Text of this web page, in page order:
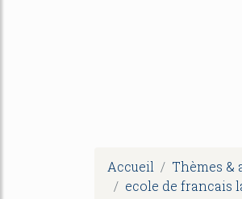
Accueil Thèmes &
ecole de francais